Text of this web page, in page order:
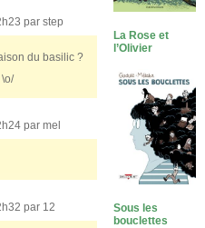
par step
du basilic ?
par mel
par 12
La Rose et
l’Olivier
Sous les
bouclettes